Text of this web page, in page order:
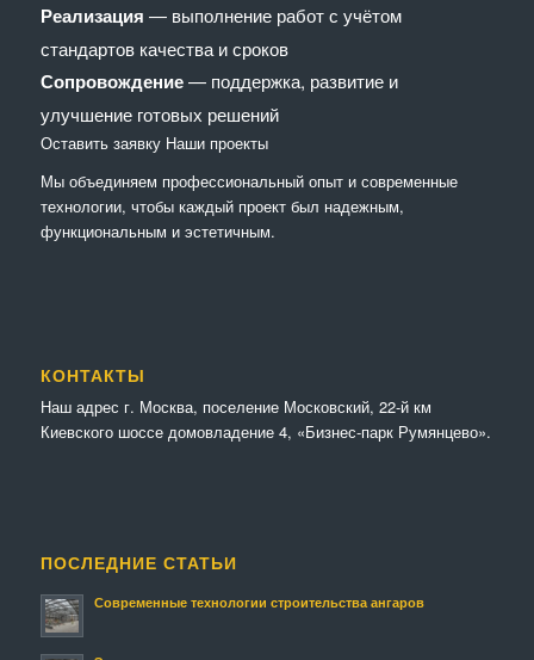
Реализация — выполнение работ с учётом
стандартов качества и сроков
Сопровождение— поддержка, развитие и
улучшение готовых решений
Оставить заявку Наши проекты
Мы объединяем профессиональный опыт и современные
технологии, чтобы каждый проект был надежным,
функциональным и эстетичным.
КОНТАКТЫ
Наш адрес г. Москва, поселение Московский, 22-й км
Киевского шоссе домовладение 4, «Бизнес-парк Румянцево».
ПОСЛЕДНИЕ СТАТЬИ
Современные технологии строительства ангаров